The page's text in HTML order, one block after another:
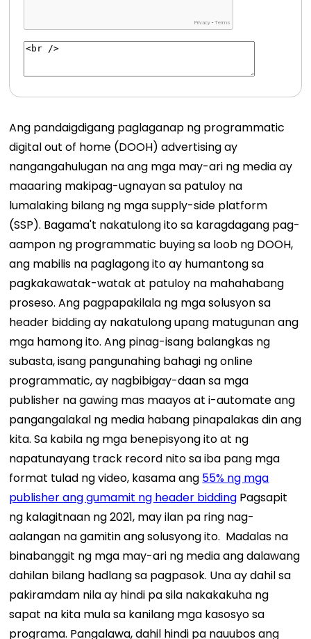
Ang pandaigdigang paglaganap ng programmatic
digital out of home (DOOH) advertising ay
nangangahulugan na ang mga may-ari ng media ay
maaaring makipag-ugnayan sa patuloy na
lumalaking bilang ng mga supply-side platform
(SSP). Bagama't nakatulong ito sa karagdagang pag-
aampon ng programmatic buying sa loob ng DOOH,
ang mabilis na paglagong ito ay humantong sa
pagkakawatak-watak at patuloy na mahahabang
proseso. Ang pagpapakilala ng mga solusyon sa
header bidding ay nakatulong upang matugunan ang
mga hamong ito. Ang pinag-isang balangkas ng
subasta, isang pangunahing bahagi ng online
programmatic, ay nagbibigay-daan sa mga
publisher na gawing mas maayos at i-automate ang
pangangalakal ng media habang pinapalakas din ang
kita. Sa kabila ng mga benepisyong ito at ng
napatunayang track record nito sa iba pang mga
format tulad ng video, kasama ang 55% ng mga
publisher ang gumamit ng header bidding Pagsapit
ng kalagitnaan ng 2021, may ilan pa ring nag-
aalangan na gamitin ang solusyong ito. Madalas na
binabanggit ng mga may-ari ng media ang dalawang
dahilan bilang hadlang sa pagpasok. Una ay dahil sa
pakiramdam nila ay hindi pa sila nakakakuha ng
sapat na kita mula sa kanilang mga kasosyo sa
programa. Pangalawa, dahil hindi pa nauubos ang